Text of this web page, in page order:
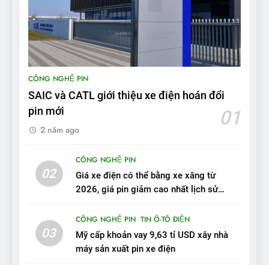
thủ Tesla Model 3 của BYD:
‘Nó sang trọng hơn nhiều’
ĐÁNH GIÁ XE
9
BYD Seal 06 DM-i PHEV có
chất lượng tương xứng
ĐÁNH GIÁ XE
10
VinFast VF 7 tấm tắc: “Hơn
hẳn xe xăng”
ĐÁNH GIÁ XE
Người dùng nhận xét về
VinFast VF7: Độ hoàn thiện
tốt, lái hay nhất tầm giá 1 tỷ
CÔNG NGHỆ PIN
SAIC và CATL giới thiệu xe điện hoán đổi
pin mới
01
2 năm ago
02
CÔNG NGHỆ PIN
Giá xe điện có thể bằng xe xăng từ
2026, giá pin giảm cao nhất lịch sử
03
CÔNG NGHỆ PIN TIN Ô-TÔ ĐIỆN
Mỹ cấp khoản vay 9,63 tỉ USD xây nhà
máy sản xuất pin xe điện